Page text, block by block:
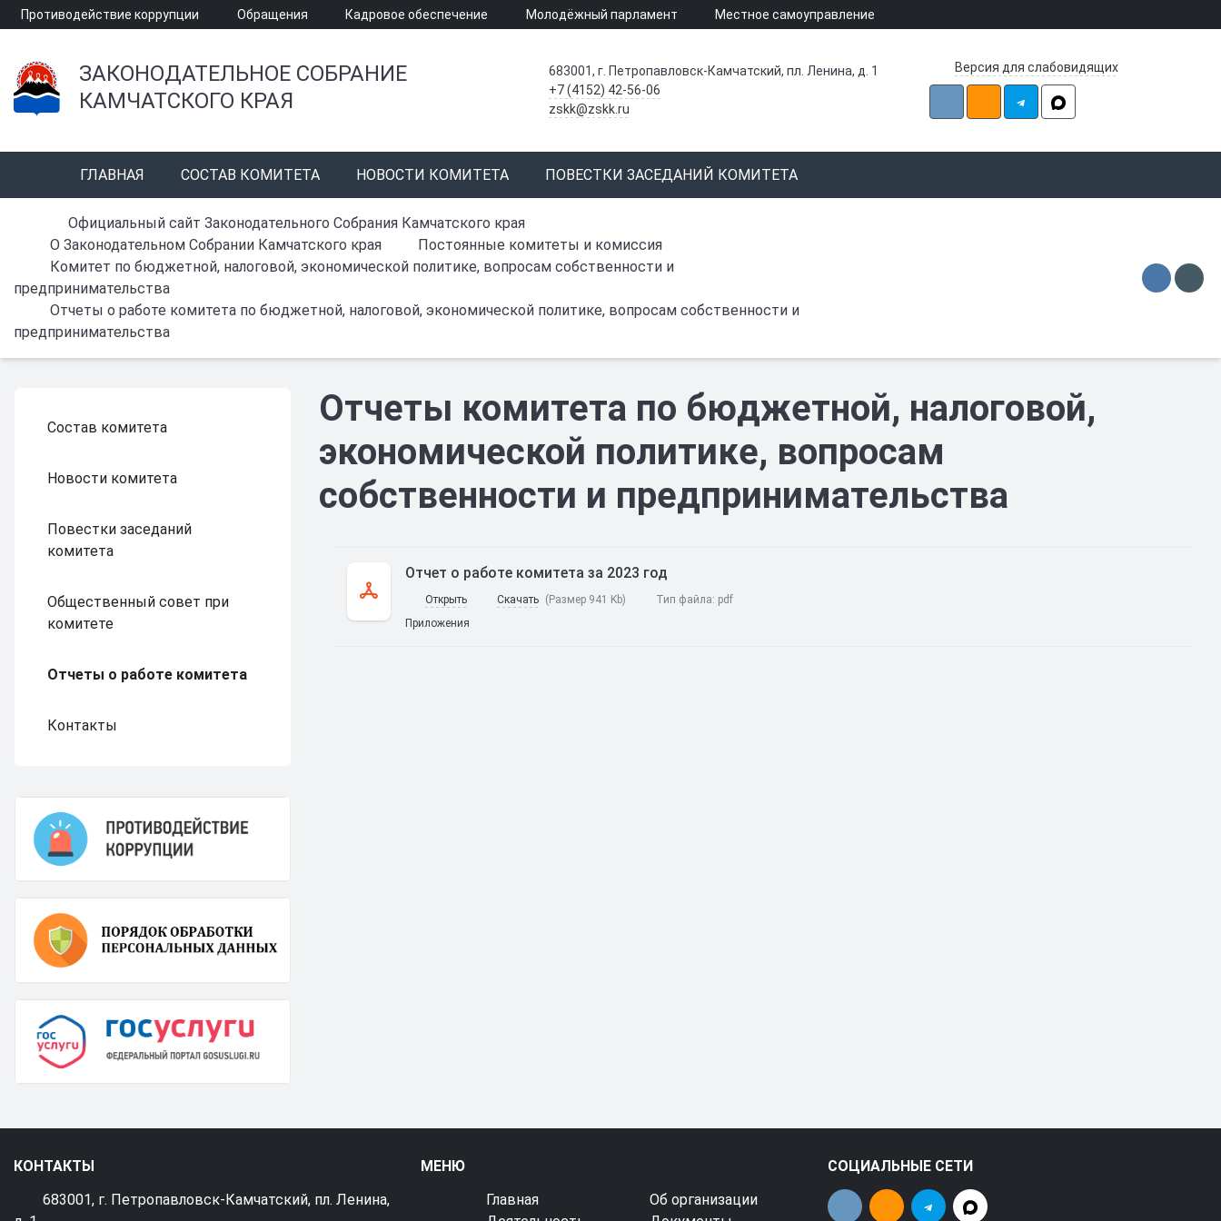
Противодействие коррупции Обращения Кадровое обеспечение Молодёжный парламент Местное самоуправление
ЗАКОНОДАТЕЛЬНОЕ СОБРАНИЕ
КАМЧАТСКОГО КРАЯ
683001, г. Петропавловск-Камчатский, пл. Ленина, д. 1
+7 (4152) 42-56-06
zskk@zskk.ru
Версия для слабовидящих
ГЛАВНАЯ СОСТАВ КОМИТЕТА НОВОСТИ КОМИТЕТА ПОВЕСТКИ ЗАСЕДАНИЙ КОМИТЕТА
Официальный сайт Законодательного Собрания Камчатского края
О Законодательном Собрании Камчатского края
Постоянные комитеты и комиссия
Комитет по бюджетной, налоговой, экономической политике, вопросам собственности и
предпринимательства
Отчеты о работе комитета по бюджетной, налоговой, экономической политике, вопросам собственности и
предпринимательства
Состав комитета
Новости комитета
Повестки заседаний
комитета
Общественный совет при
комитете
Отчеты о работе комитета
Контакты
Отчеты комитета по бюджетной, налоговой,
экономической политике, вопросам
собственности и предпринимательства
Отчет о работе комитета за 2023 год
Открыть Скачать (Размер 941 Kb) Тип файла: pdf
Приложения
КОНТАКТЫ
683001, г. Петропавловск-Камчатский, пл. Ленина,
МЕНЮ
Главная
Об организации
СОЦИАЛЬНЫЕ СЕТИ